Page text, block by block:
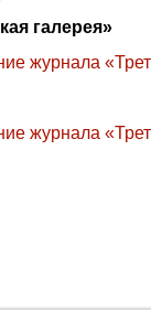
галерея»